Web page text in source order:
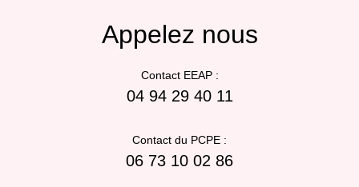
Appelez nous
Contact EEAP :
04 94 29 40 11
Contact du PCPE :
06 73 10 02 86